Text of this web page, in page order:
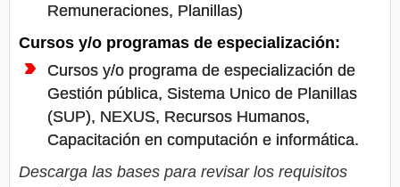
Remuneraciones, Planillas)
Cursos y/o programas de especialización:
Cursos y/o programa de especialización de
Gestión pública, Sistema Unico de Planillas
(SUP), NEXUS, Recursos Humanos,
Capacitación en computación e informática.
Descarga las bases para revisar los requisitos